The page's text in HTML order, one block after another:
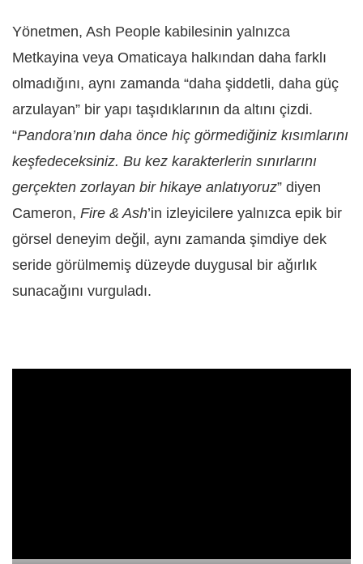
Yönetmen, Ash People kabilesinin yalnızca
Metkayina veya Omaticaya halkından daha farklı
olmadığını, aynı zamanda “daha şiddetli, daha güç
arzulayan” bir yapı taşıdıklarının da altını çizdi.
“Pandora’nın daha önce hiç görmediğiniz kısımlarını
keşfedeceksiniz. Bu kez karakterlerin sınırlarını
gerçekten zorlayan bir hikaye anlatıyoruz” diyen
Cameron, Fire & Ash’in izleyicilere yalnızca epik bir
görsel deneyim değil, aynı zamanda şimdiye dek
seride görülmemiş düzeyde duygusal bir ağırlık
sunacağını vurguladı.